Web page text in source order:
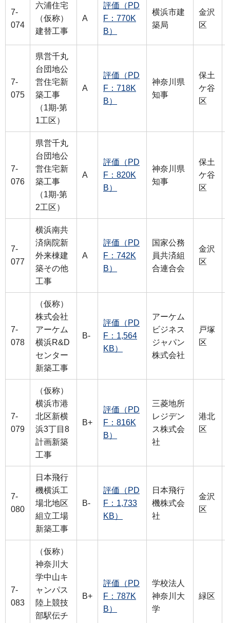
7-
074
六浦住宅
（仮称）
建替工事
A
評価（PD
F：770K
B）
横浜市建
築局
金沢
区
7-
075
県営千丸
台団地公
営住宅新
築工事
（1期-第
1工区）
A
評価（PD
F：718K
B）
神奈川県
知事
保土
ケ谷
区
7-
076
県営千丸
台団地公
営住宅新
築工事
（1期-第
2工区）
A
評価（PD
F：820K
B）
神奈川県
知事
保土
ケ谷
区
7-
077
横浜南共
済病院新
外来棟建
築その他
工事
A
評価（PD
F：742K
B）
国家公務
員共済組
合連合会
金沢
区
7-
078
（仮称）
株式会社
アーケム
横浜R&D
センター
新築工事
B-
評価（PD
F：1,564
KB）
アーケム
ビジネス
ジャパン
株式会社
戸塚
区
7-
079
（仮称）
横浜市港
北区新横
浜3丁目8
計画新築
工事
B+
評価（PD
F：816K
B）
三菱地所
レジデン
ス株式会
社
港北
区
7-
080
日本飛行
機横浜工
場北地区
組立工場
新築工事
B-
評価（PD
F：1,733
KB）
日本飛行
機株式会
社
金沢
区
7-
083
（仮称）
神奈川大
学中山キ
ャンパス
陸上競技
部駅伝チ
B+
評価（PD
F：787K
B）
学校法人
神奈川大
学
緑区